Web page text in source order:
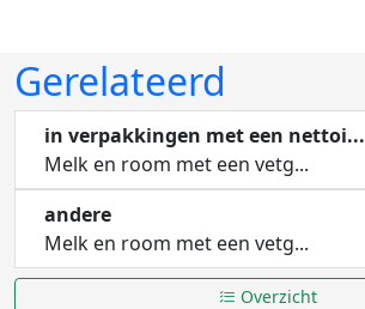
Gerelateerd
in verpakkingen met een nettoi...
Melk en room met een vetg...
andere
Melk en room met een vetg...
Overzicht